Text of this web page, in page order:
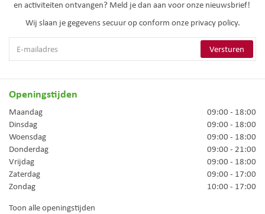
en activiteiten ontvangen? Meld je dan aan voor onze nieuwsbrief!
Wij slaan je gegevens secuur op conform onze privacy policy.
Openingstijden
Maandag
09:00 - 18:00
Dinsdag
09:00 - 18:00
Woensdag
09:00 - 18:00
Donderdag
09:00 - 21:00
Vrijdag
09:00 - 18:00
Zaterdag
09:00 - 17:00
Zondag
10:00 - 17:00
Toon alle openingstijden